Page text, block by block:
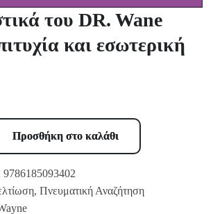
του DR. Wane
και εσωτερική
Προσθήκη στο καλάθι
9786185093402
, Πνευματική Αναζήτηση